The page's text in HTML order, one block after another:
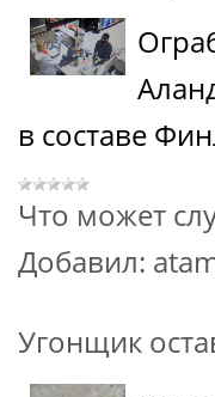
в составе
Что может
Добавил:
Угонщик